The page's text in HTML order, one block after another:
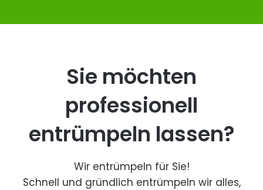
Sie möchten
professionell
entrümpeln lassen?
Wir entrümpeln für Sie!
Schnell und gründlich entrümpeln wir alles,